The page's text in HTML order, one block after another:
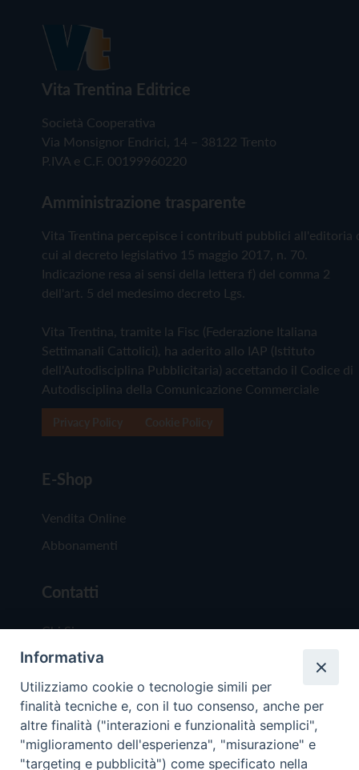
Vita Trentina Editrice
Società Cooperativa
Via Monsignor Endrici, 14 – 38122 Trento
P.IVA e C.F. 00199960220
Amministrazione trasparente
Vita Trentina percepisce i contributi pubblici all'editoria
cui al decreto legislativo 15 maggio 2017, n. 70.
Indicazione resa ai sensi della lettera f) del comma 2
dell'art. 5 del medesimo decreto Lgs.
Vita Trentina, tramite la Fisc (Federazione Italiana
Settimanali Cattolici), ha aderito allo IAP (Istituto
dell'Autodisciplina Pubblicitaria) accettando il Codice di
Autodisciplina della Comunicazione Commerciale
E-Shop
Vendita Online
Abbonamenti
Contatti
Chi Siamo
Redazione
Scrivici
Informativa
Utilizziamo cookie o tecnologie simili per
finalità tecniche e, con il tuo consenso, anche per
altre finalità ("interazioni e funzionalità semplici",
"miglioramento dell'esperienza", "misurazione" e
"targeting e pubblicità") come specificato nella